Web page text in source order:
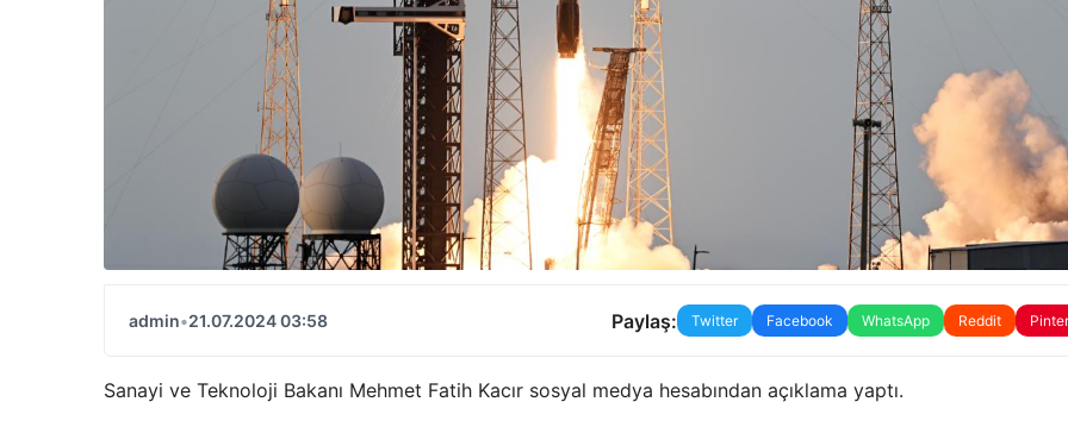
admin•21.07.2024 03:58 Paylaş: Twitter Facebook WhatsApp Reddit
Sanayi ve Teknoloji Bakanı Mehmet Fatih Kacır sosyal medya hesabından açıklama yaptı.